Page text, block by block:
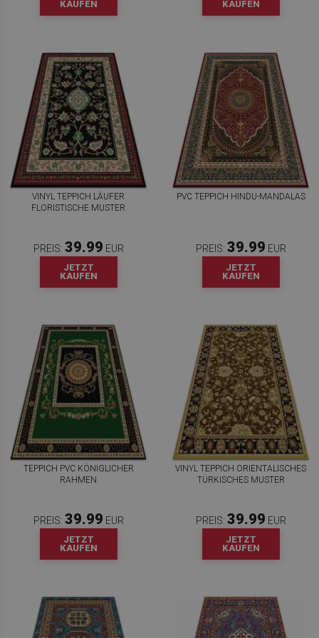
KAUFEN
KAUFEN
VINYL TEPPICH LÄUFER
FLORISTISCHE MUSTER
PREIS: 39.99 EUR
JETZT
KAUFEN
PVC TEPPICH HINDU-MANDALAS
PREIS: 39.99 EUR
JETZT
KAUFEN
TEPPICH PVC KÖNIGLICHER
RAHMEN
PREIS: 39.99 EUR
JETZT
KAUFEN
VINYL TEPPICH ORIENTALISCHES
TÜRKISCHES MUSTER
PREIS: 39.99 EUR
JETZT
KAUFEN